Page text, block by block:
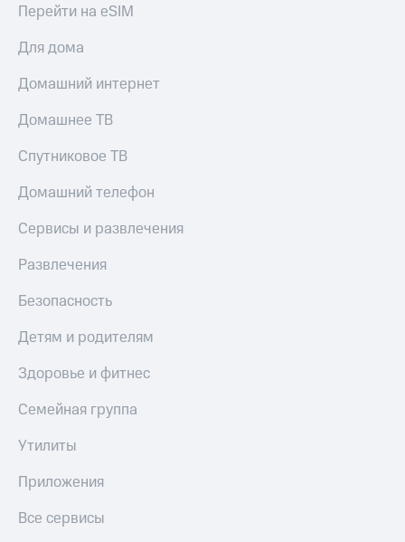
Перейти на eSIM
Для дома
Домашний интернет
Домашнее ТВ
Спутниковое ТВ
Домашний телефон
Сервисы и развлечения
Развлечения
Безопасность
Детям и родителям
Здоровье и фитнес
Семейная группа
Утилиты
Приложения
Все сервисы